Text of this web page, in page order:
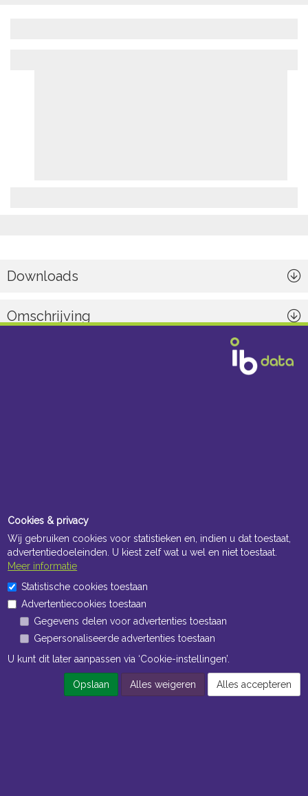
Downloads
Omschrijving
Openingstijden Kantoor
Openingstijden Magazijn
ma t/m vr 7:00 uur tot 16:30 uur
Cookies & privacy
Wij gebruiken cookies voor statistieken en, indien u dat toestaat,
advertentiedoeleinden. U kiest zelf wat u wel en niet toestaat.
Meer informatie
Statistische cookies toestaan
Advertentiecookies toestaan
Gegevens delen voor advertenties toestaan
Gepersonaliseerde advertenties toestaan
U kunt dit later aanpassen via ‘Cookie-instellingen’.
Opslaan Alles weigeren Alles accepteren